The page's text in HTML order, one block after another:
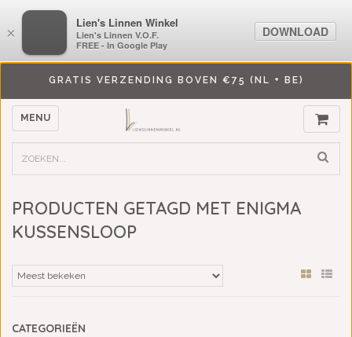
GRATIS VERZENDING BOVEN €75 (NL + BE)
MENU
PRODUCTEN GETAGD MET ENIGMA
KUSSENSLOOP
CATEGORIEËN
×
LiensLinnenwinkel.nl
Lien's Linnen V.O.F.
FREE - In Google Play
DOWNLOAD
×
Lien's Linnen Winkel
Lien's Linnen V.O.F.
FREE - In Google Play
DOWNLOAD